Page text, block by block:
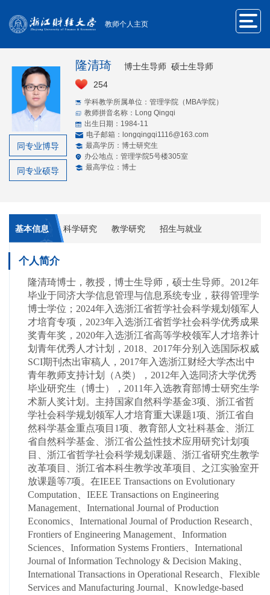
教师个人主页
隆清琦
博士生导师 硕士生导师
254
学科教学所属单位：管理学院（MBA学院）
教师拼音名称：Long Qingqi
出生日期：1984-11
电子邮箱： longqingqi1116@163.com
最高学历：博士研究生
办公地点：管理学院5号楼305室
最高学位：博士
同专业博导
同专业硕导
基本信息 科学研究 教学研究 招生与就业
个人简介
隆清琦博士，教授，博士生导师，硕士生导师。2012年
毕业于同济大学信息管理与信息系统专业，获得管理学
博士学位；2024年入选浙江省哲学社会科学规划领军人
才培育专项，2023年入选浙江省哲学社会科学优秀成果
奖青年奖，2020年入选浙江省高等学校领军人才培养计
划青年优秀人才计划，2018、2017年分别入选国际权威
SCI期刊杰出审稿人，2017年入选浙江财经大学杰出中
青年教师支持计划（A类），2012年入选同济大学优秀
毕业研究生（博士），2011年入选教育部博士研究生学
术新人奖计划。主持国家自然科学基金3项、浙江省哲
学社会科学规划领军人才培育重大课题1项、浙江省自
然科学基金重点项目1项、教育部人文社科基金、浙江
省自然科学基金、浙江省公益性技术应用研究计划项
目、浙江省哲学社会科学规划课题、浙江省研究生教学
改革项目、浙江省本科生教学改革项目、之江实验室开
放课题等7项。在IEEE Transactions on Evolutionary
Computation、IEEE Transactions on Engineering
Management、International Journal of Production
Economics、International Journal of Production Research、
Frontiers of Engineering Management、Information
Sciences、Information Systems Frontiers、International
Journal of Information Technology & Decision Making、
International Transactions in Operational Research、 Flexible
Services and Manufacturing Journal、Knowledge-based